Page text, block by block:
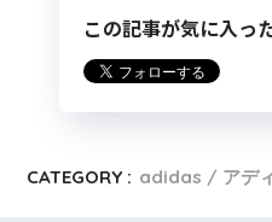
この記事が気に入っ
CATEGORY : adidas / アデ